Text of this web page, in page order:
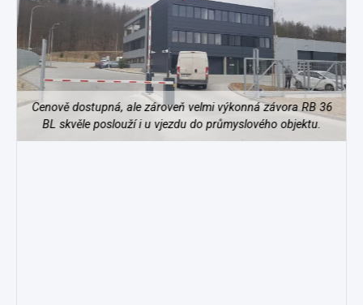
Cenově dostupná, ale zároveň velmi výkonná závora RB 36
BL skvěle poslouží i u vjezdu do průmyslového objektu.